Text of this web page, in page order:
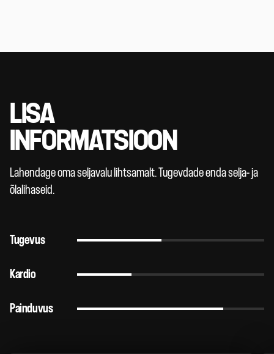
LISA
INFORMATSIOON
Lahendage oma seljavalu lihtsamalt. Tugevdade enda selja- ja
õlalihaseid.
Tugevus
Kardio
Painduvus